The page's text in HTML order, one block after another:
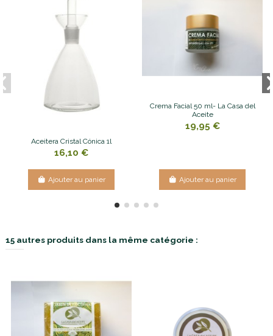
Aceitera Cristal Cónica 1l
16,10 €
Ajouter au panier
Crema Facial 50 ml- La Casa del
Aceite
19,95 €
Ajouter au panier
15 autres produits dans la même catégorie :